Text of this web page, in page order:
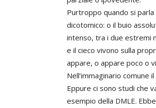
Purtroppo quando si
dicotomico: o il buio
intenso, tra i due estremi
e il cieco vivono sulla
appare, o appare poco o
Nell’immaginario comune
Eppure ci sono studi che
esempio della DMLE.